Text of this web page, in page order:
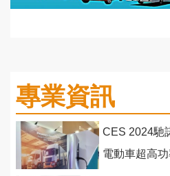
專業資訊
CES 2024馳
電動車超高